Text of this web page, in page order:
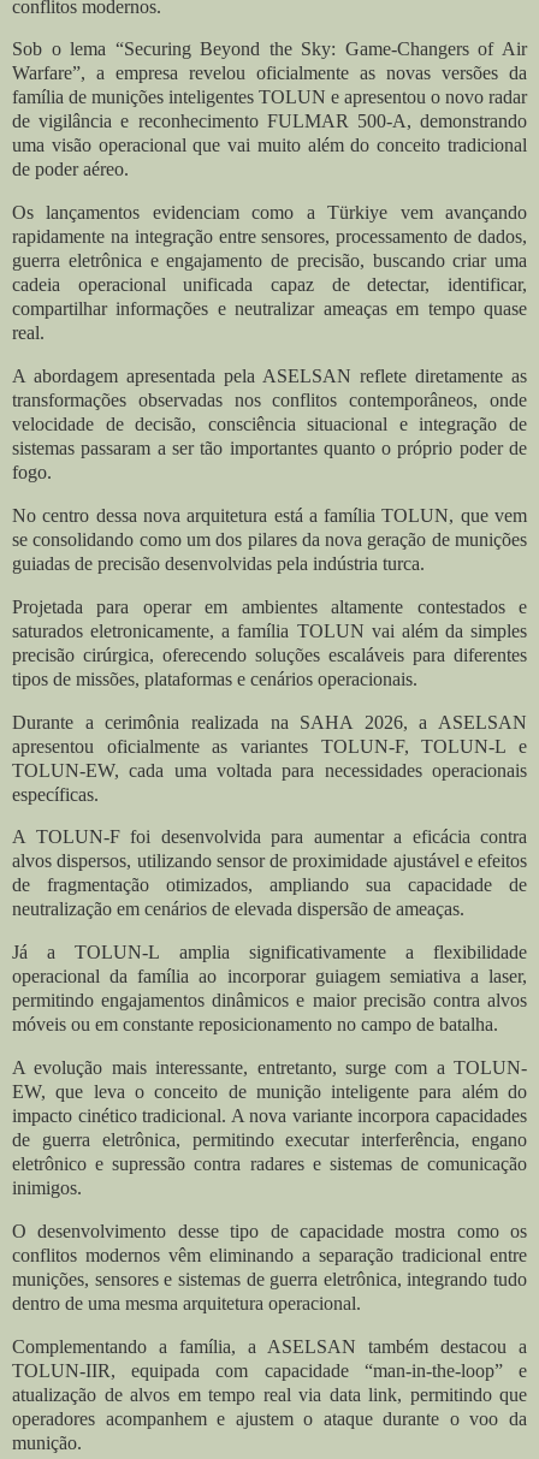
conflitos modernos.
Sob o lema “Securing Beyond the Sky: Game-Changers of Air
Warfare”, a empresa revelou oficialmente as novas versões da
família de munições inteligentes TOLUN e apresentou o novo radar
de vigilância e reconhecimento FULMAR 500-A, demonstrando
uma visão operacional que vai muito além do conceito tradicional
de poder aéreo.
Os lançamentos evidenciam como a Türkiye vem avançando
rapidamente na integração entre sensores, processamento de dados,
guerra eletrônica e engajamento de precisão, buscando criar uma
cadeia operacional unificada capaz de detectar, identificar,
compartilhar informações e neutralizar ameaças em tempo quase
real.
A abordagem apresentada pela ASELSAN reflete diretamente as
transformações observadas nos conflitos contemporâneos, onde
velocidade de decisão, consciência situacional e integração de
sistemas passaram a ser tão importantes quanto o próprio poder de
fogo.
No centro dessa nova arquitetura está a família TOLUN, que vem
se consolidando como um dos pilares da nova geração de munições
guiadas de precisão desenvolvidas pela indústria turca.
Projetada para operar em ambientes altamente contestados e
saturados eletronicamente, a família TOLUN vai além da simples
precisão cirúrgica, oferecendo soluções escaláveis para diferentes
tipos de missões, plataformas e cenários operacionais.
Durante a cerimônia realizada na SAHA 2026, a ASELSAN
apresentou oficialmente as variantes TOLUN-F, TOLUN-L e
TOLUN-EW, cada uma voltada para necessidades operacionais
específicas.
A TOLUN-F foi desenvolvida para aumentar a eficácia contra
alvos dispersos, utilizando sensor de proximidade ajustável e efeitos
de fragmentação otimizados, ampliando sua capacidade de
neutralização em cenários de elevada dispersão de ameaças.
Já a TOLUN-L amplia significativamente a flexibilidade
operacional da família ao incorporar guiagem semiativa a laser,
permitindo engajamentos dinâmicos e maior precisão contra alvos
móveis ou em constante reposicionamento no campo de batalha.
A evolução mais interessante, entretanto, surge com a TOLUN-
EW, que leva o conceito de munição inteligente para além do
impacto cinético tradicional. A nova variante incorpora capacidades
de guerra eletrônica, permitindo executar interferência, engano
eletrônico e supressão contra radares e sistemas de comunicação
inimigos.
O desenvolvimento desse tipo de capacidade mostra como os
conflitos modernos vêm eliminando a separação tradicional entre
munições, sensores e sistemas de guerra eletrônica, integrando tudo
dentro de uma mesma arquitetura operacional.
Complementando a família, a ASELSAN também destacou a
TOLUN-IIR, equipada com capacidade “man-in-the-loop” e
atualização de alvos em tempo real via data link, permitindo que
operadores acompanhem e ajustem o ataque durante o voo da
munição.